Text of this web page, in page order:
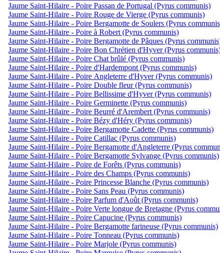
Jaume Saint-Hilaire - Poire Passan de Portugal (Pyrus communis)
Jaume Saint-Hilaire - Poire Rouge de Vierge (Pyrus communis)
Jaume Saint-Hilaire - Poire Bergamotte de Soulers (Pyrus
Jaume Saint-Hilaire - Poire à Robert (Pyrus communis)
Jaume Saint-Hilaire - Poire Bergamotte de Pâques (Pyrus
Jaume Saint-Hilaire - Poire Bon Chrétien d'Hyver (Pyrus
Jaume Saint-Hilaire - Poire Chat brûlé (Pyrus communis)
Jaume Saint-Hilaire - Poire d'Hardempont (Pyrus communis)
Jaume Saint-Hilaire - Poire Angleterre d'Hyver (Pyrus communis)
Jaume Saint-Hilaire - Poire Double fleur (Pyrus communis)
Jaume Saint-Hilaire - Poire Bellissime d'Hyver (Pyrus communis)
Jaume Saint-Hilaire - Poire Germinette (Pyrus communis)
Jaume Saint-Hilaire - Poire Beurré d'Arembert (Pyrus communis)
Jaume Saint-Hilaire - Poire Bézy d'Héry (Pyrus communis)
Jaume Saint-Hilaire - Poire Bergamotte Cadette (Pyrus communis)
Jaume Saint-Hilaire - Poire Catillac (Pyrus communis)
Jaume Saint-Hilaire - Poire Bergamotte d'Angleterre (Pyrus
Jaume Saint-Hilaire - Poire Bergamotte Sylvange (Pyrus communis)
Jaume Saint-Hilaire - Poire de Forêts (Pyrus communis)
Jaume Saint-Hilaire - Poire des Champs (Pyrus communis)
Jaume Saint-Hilaire - Poire Princesse Blanche (Pyrus communis)
Jaume Saint-Hilaire - Poire Sans Peau (Pyrus communis)
Jaume Saint-Hilaire - Poire Parfum d'Août (Pyrus communis)
Jaume Saint-Hilaire - Poire Verte longue de Bretagne (Pyrus
Jaume Saint-Hilaire - Poire Capucine (Pyrus communis)
Jaume Saint-Hilaire - Poire Bergamotte farineuse (Pyrus communis)
Jaume Saint-Hilaire - Poire Tonneau (Pyrus communis)
Jaume Saint-Hilaire - Poire Marjole (Pyrus communis)